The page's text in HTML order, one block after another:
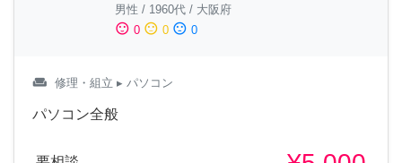
男性 / 1960代 / 大阪府
sentiment_satisfied 0 sentiment_neutral 0 sentiment_dissatisfied 0
weekend 修理・組立 ▸ パソコン
パソコン全般